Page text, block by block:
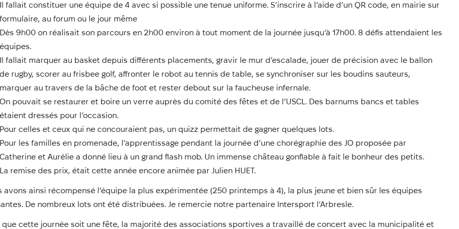
Il fallait constituer une équipe de 4 avec si possible une tenue uniforme. S’inscrire à l’aide d’un QR code, en mairie sur
formulaire, au forum ou le jour même
Dès 9h00 on réalisait son parcours en 2h00 environ à tout moment de la journée jusqu’à 17h00. 8 défis attendaient les
équipes.
Il fallait marquer au basket depuis différents placements, gravir le mur d’escalade, jouer de précision avec le ballon
de rugby, scorer au frisbee golf, affronter le robot au tennis de table, se synchroniser sur les boudins sauteurs,
marquer au travers de la bâche de foot et rester debout sur la faucheuse infernale.
On pouvait se restaurer et boire un verre auprès du comité des fêtes et de l’USCL. Des barnums bancs et tables
étaient dressés pour l’occasion.
Pour celles et ceux qui ne concouraient pas, un quizz permettait de gagner quelques lots.
Pour les familles en promenade, l’apprentissage pendant la journée d’une chorégraphie des JO proposée par
Catherine et Aurélie a donné lieu à un grand flash mob. Un immense château gonflable à fait le bonheur des petits.
La remise des prix, était cette année encore animée par Julien HUET.
avons ainsi récompensé l’équipe la plus expérimentée (250 printemps à 4), la plus jeune et bien sûr les équipes
De nombreux lots ont été distribuées. Je remercie notre partenaire Intersport l’Arbresle.
que cette journée soit une fête, la majorité des associations sportives a travaillé de concert avec la municipalité et